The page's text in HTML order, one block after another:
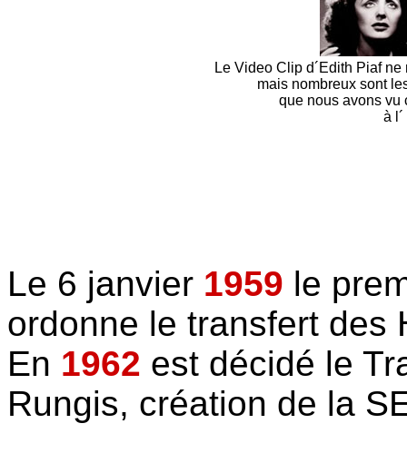
Le Video Clip d´Edith Piaf
mais nombreux sont
que nous avons vu
à
Le 6 janvier 1959 le
ordonne le transfert des
En 1962 est décidé le
Rungis, création de la